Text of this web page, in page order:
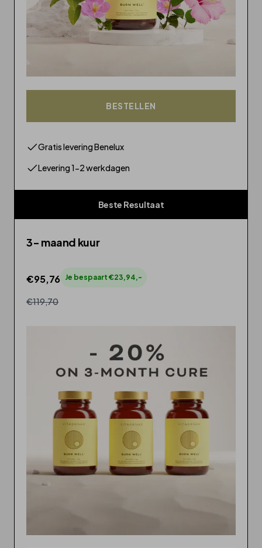
BESTELLEN
Gratis levering Benelux
Levering 1-2 werkdagen
Beste Resultaat
3- maand kuur
€95,76 Je bespaart €23,94,-
€119,70